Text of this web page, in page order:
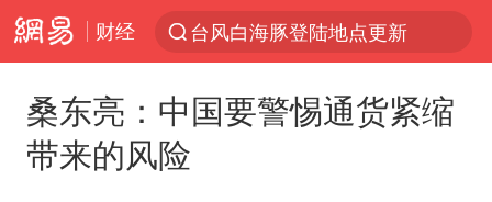
财经
台风白海豚登陆地点更新
台风白海豚进入48小时警戒线
桑东亮：中国要警惕通货紧缩
带来的风险